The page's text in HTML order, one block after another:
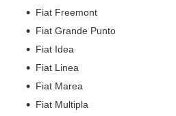
Fiat Freemont
Fiat Grande Punto
Fiat Idea
Fiat Linea
Fiat Marea
Fiat Multipla